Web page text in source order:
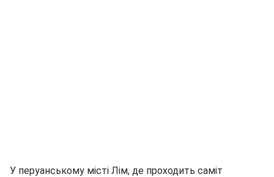
У перуанському місті Лім, де проходить саміт